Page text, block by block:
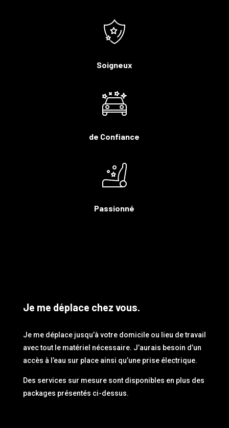
Soigneux
de Confiance
Passionné
Je me déplace chez vous.
Je me déplace jusqu’à votre domicile ou lieu de travail
avec tout le matériel nécessaire. J’aurais besoin d’un
accès à l’eau sur place ainsi qu’une prise électrique.
Des services sur mesure sont disponibles en plus des
packages présentés ci-dessus.